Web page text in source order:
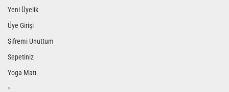
Yeni Üyelik
Üye Girişi
Şifremi Unuttum
Sepetiniz
Yoga Matı
>